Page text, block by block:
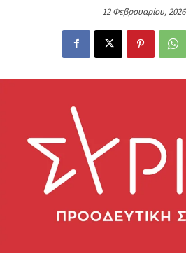
12 Φεβρουαρίου, 2026